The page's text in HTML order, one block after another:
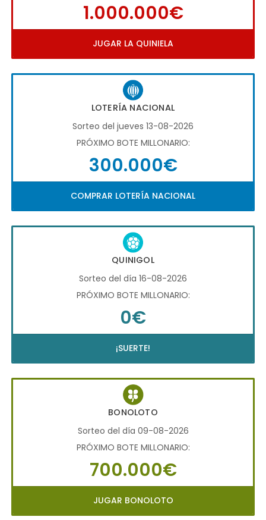
1.000.000€
JUGAR LA QUINIELA
LOTERÍA NACIONAL
Sorteo del jueves 13-08-2026
PRÓXIMO BOTE MILLONARIO:
300.000€
COMPRAR LOTERÍA NACIONAL
QUINIGOL
Sorteo del día 16-08-2026
PRÓXIMO BOTE MILLONARIO:
0€
¡SUERTE!
BONOLOTO
Sorteo del día 09-08-2026
PRÓXIMO BOTE MILLONARIO:
700.000€
JUGAR BONOLOTO